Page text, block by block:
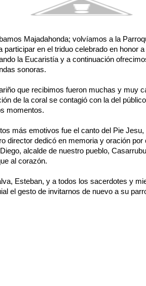
Majadahonda; volvíamos a la
participar en el triduo celebrado en honor a
la Eucaristía y a continuación
sonoras.
que recibimos fueron muchas y muy
de la coral se contagió con la del
momentos.
más emotivos fue el canto del Pie Jesu,
director dedicó en memoria y oración
alcalde de nuestro pueblo,
al corazón.
Esteban, y a todos los sacerdotes y
el gesto de invitarnos de nuevo a su